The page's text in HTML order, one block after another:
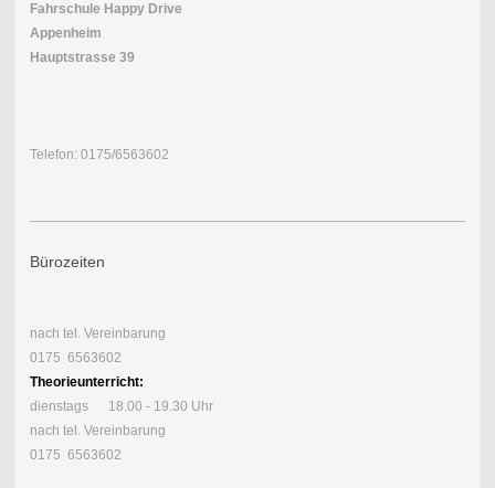
Fahrschule Happy Drive
Appenheim
Hauptstrasse 39
Telefon: 0175/6563602
Bürozeiten
nach tel. Vereinbarung
0175 6563602
Theorieunterricht:
dienstags 18.00 - 19.30 Uhr
nach tel. Vereinbarung
0175 6563602